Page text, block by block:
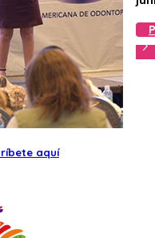
chevron_right
aquí